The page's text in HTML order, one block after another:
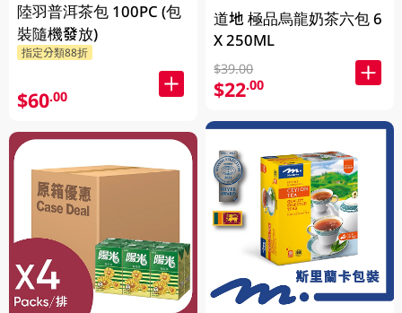
陸羽普洱茶包 100PC (包
裝隨機發放)
指定分類88折
$60.00
道地 極品烏龍奶茶六包 6
X 250ML
$39.00
$22.00